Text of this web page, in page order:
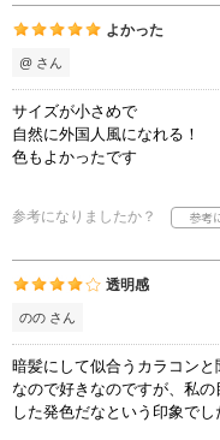
よかった
@ さん
サイズが小さめで
自然に外国人風になれる！
色もよかったです
参考になりましたか？
透明感
のの さん
暗髪にして似合うカラコン
なので好きなのですが、私
した発色だなという印象でし